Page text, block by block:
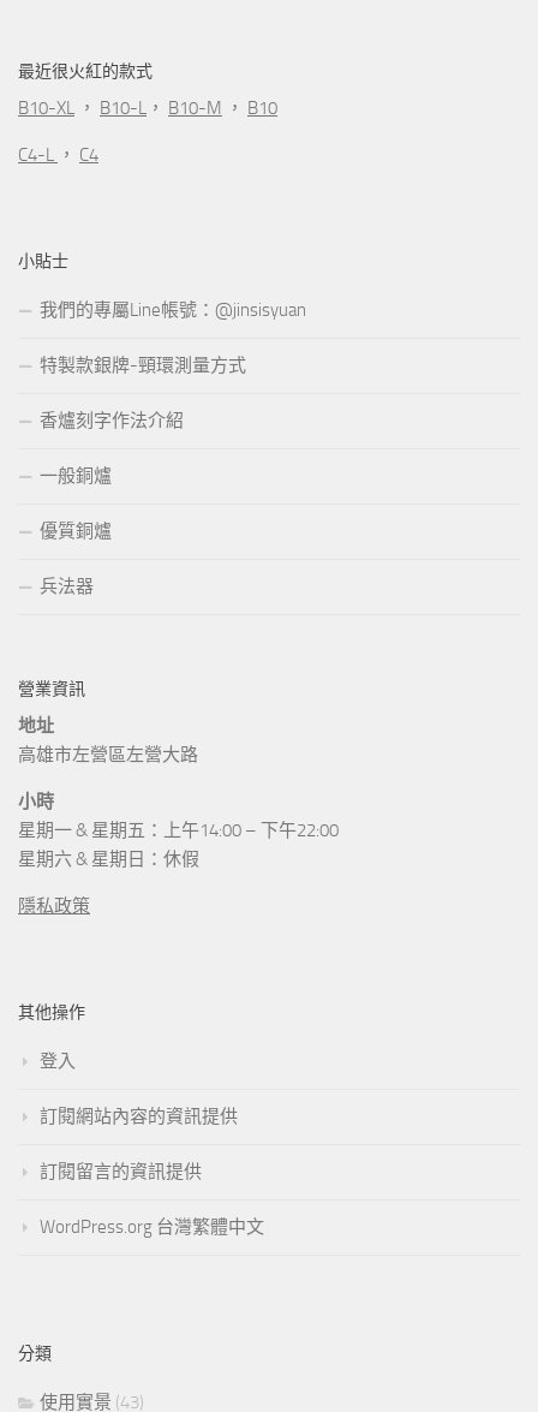
最近很火紅的款式
B10-XL ， B10-L ， B10-M ， B10
C4-L ， C4
小貼士
我們的專屬Line帳號：@jinsisyuan
特製款銀牌-頸環測量方式
香爐刻字作法介紹
一般銅爐
優質銅爐
兵法器
營業資訊
地址
高雄市左營區左營大路
小時
星期一 & 星期五：上午14:00 – 下午22:00
星期六 & 星期日：休假
隱私政策
其他操作
登入
訂閱網站內容的資訊提供
訂閱留言的資訊提供
WordPress.org 台灣繁體中文
分類
使用實景 (43)